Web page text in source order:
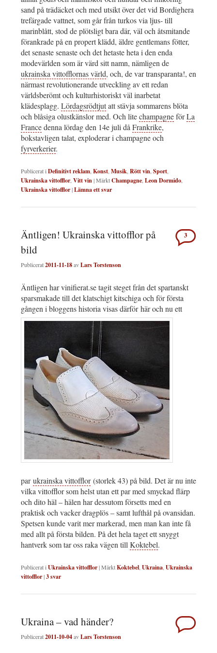
sand på trädäcket och med utsikt över det vid Bordighera
trefärgade vattnet, som går från turkos via ljus- till
marinblått, stod de plötsligt bara där, väl och åtsmitande
förankrade på en propert klädd, äldre gentlemans fötter,
det senaste senaste och det hetaste heta i den enda
modevärlden som är värd sitt namn, nämligen de
ukrainska vittofflornas värld, och, de var transparanta!, en
närmast revolutionerande utveckling av ett redan
världsberömt och kulturhistoriskt väl inarbetat
klädesplagg. Lördagsrödtjutatt stävja sommarens blöta
och blåsiga olustkänslor med. Och litechampagneförLa
Francedenna lördag den 14e juli då Frankrike,
bokstavligen talat, exploderar i champagne och
fyrverkerier.
Publicerat i Definitivt reklam Konst Musik Rött vin Sport
Ukrainska vittofflor Vitt vin|MärktChampagne Leon Dormido
Ukrainska vittofflor|Lämna ett svar
Äntligen! Ukrainska vittofflor på
bild
Publicerat2011-11-18avLars Torstenson
3
Äntligen har vinifierat.se tagit steget från det spartanskt
sparsmakade till det klatschigt kitschiga och för första
gången i bloggens historia visas därför här och nu ett
parukrainska vittofflor(storlek 43) på bild. Det är nu inte
vilka vittofflor som helst utan ett par med smyckad flärp
och dito häl – hälen har dessutom försetts med en
praktisk och vacker dragplös – samt lufthål på ovansidan.
Spetsen kunde varit mer markerad, men man kan inte få
med allt på första bilden. På det hela taget ett snyggt
hantverk som tar oss raka vägen till Koktebel.
Publicerat i Ukrainska vittofflor|MärktKoktebel Ukraina Ukrainska
vittofflor|3svar
Ukraina – vad händer?
Publicerat2011-10-04avLars Torstenson